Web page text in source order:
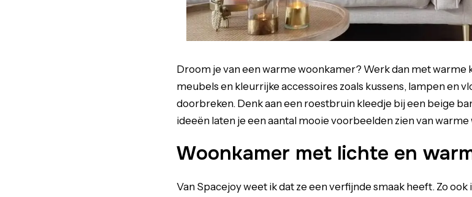
Droom je van een warme woonkamer? Werk dan met warme
meubels en kleurrijke accessoires zoals kussens, lampen en
doorbreken. Denk aan een roestbruin kleedje bij een beige
ideeën laten je een aantal mooie voorbeelden zien van
Woonkamer met lichte en
Van Spacejoy weet ik dat ze een verfijnde smaak heeft. Zo